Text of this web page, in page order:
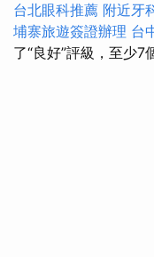
台北眼科推薦 附近牙
埔寨旅遊簽證辦理 台
了“良好”評級，至少7